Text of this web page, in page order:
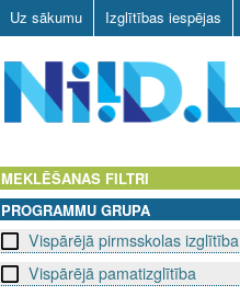
Uz sākumu Izglītības iespējas
D
MEKLĒŠANAS FILTRI
PROGRAMMU GRUPA
Vispārējā pirmsskolas izglītība
Vispārējā pamatizglītība